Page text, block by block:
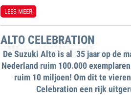
LEES MEER
ALTO CELEBRATION
De Suzuki Alto is al 35 jaar op de
Nederland ruim 100.000
ruim 10 miljoen! Om dit te
Celebration een rijk